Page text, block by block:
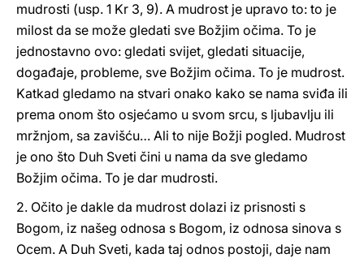
mudrosti (usp. 1 Kr 3, 9). A mudrost je upravo to: to je
milost da se može gledati sve Božjim očima. To je
jednostavno ovo: gledati svijet, gledati situacije,
događaje, probleme, sve Božjim očima. To je mudrost.
Katkad gledamo na stvari onako kako se nama sviđa ili
prema onom što osjećamo u svom srcu, s ljubavlju ili
mržnjom, sa zavišću… Ali to nije Božji pogled. Mudrost
je ono što Duh Sveti čini u nama da sve gledamo
Božjim očima. To je dar mudrosti.
2. Očito je dakle da mudrost dolazi iz prisnosti s
Bogom, iz našeg odnosa s Bogom, iz odnosa sinova s
Ocem. A Duh Sveti, kada taj odnos postoji, daje nam